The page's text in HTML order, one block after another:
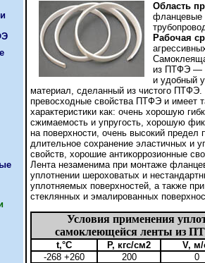
Область
фланцевые
Рабочая
из ПТФЭ —
и удобный
материал, сделанный из чистого ПТФЭ.
превосходные свойства ПТФЭ и имеет
характеристики как: очень хорошую
сжимаемость и упругость, хорошую
на поверхности, очень высокий предел
длительное сохранение эластичных и
свойств, хорошие антикоррозионные
Лента незаменима при монтаже
уплотнении шероховатых и
уплотняемых поверхностей, а также
стеклянных и эмалированных
Условия применения
самоклеющейся ленты из
t,°С P, кгс/см2
V, м/
-268 +260
200 0